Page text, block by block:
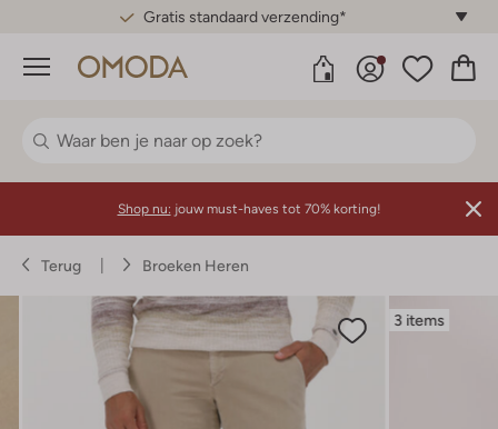
Gratis standaard verzending*
Menu
Shop nu: jouw must-haves tot 70% korting!
Terug Broeken Heren
3 items